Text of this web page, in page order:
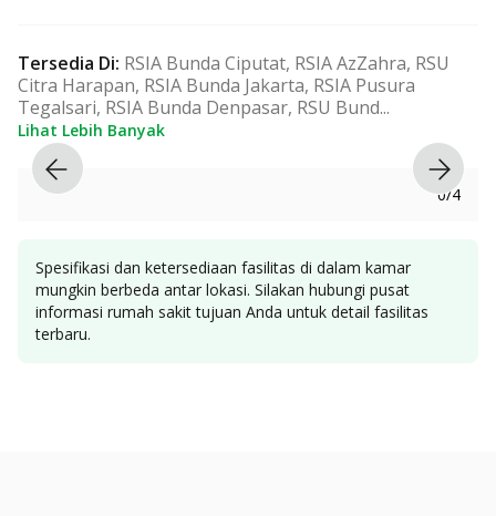
Tersedia Di: RSIA Bunda Ciputat, RSIA AzZahra, RSU
Citra Harapan, RSIA Bunda Jakarta, RSIA Pusura
Tegalsari, RSIA Bunda Denpasar, RSU Bund...
Lihat Lebih Banyak
0/4
Spesifikasi dan ketersediaan fasilitas di dalam kamar
mungkin berbeda antar lokasi. Silakan hubungi pusat
informasi rumah sakit tujuan Anda untuk detail fasilitas
terbaru.